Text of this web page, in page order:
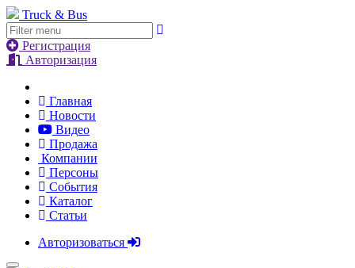
Truck & Bus
Регистрация
Авторизация
Главная
Новости
Видео
Продажа
Компании
Персоны
События
Каталог
Статьи
Авторизоваться